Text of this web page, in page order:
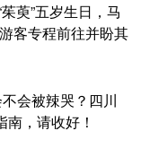
萸”五岁生日，马
客专程前往并盼其
会被辣哭？四川
南，请收好！